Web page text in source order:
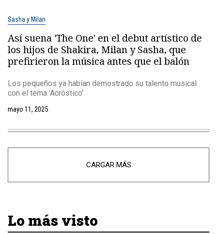
Sasha y Milan
Así suena 'The One' en el debut artístico de
los hijos de Shakira, Milan y Sasha, que
prefirieron la música antes que el balón
Los pequeños ya habían demostrado su talento musical
con el tema 'Acróstico'
mayo 11, 2025
CARGAR MÁS
Lo más visto